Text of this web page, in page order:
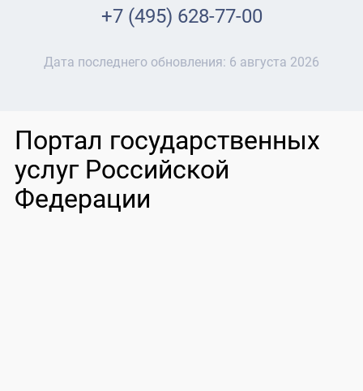
+7 (495) 628-77-00
Дата последнего обновления: 6 августа 2026
Портал государственных
услуг Российской
Федерации